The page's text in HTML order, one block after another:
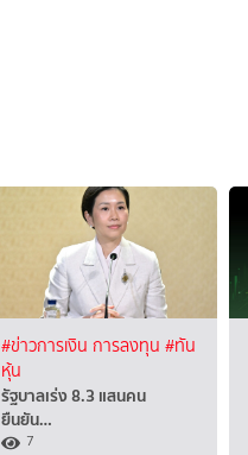
#ข่าวการเงิน การลงทุน #ทัน
หุ้น
รัฐบาลเร่ง 8.3 แสนคน
ยืนยัน…
7